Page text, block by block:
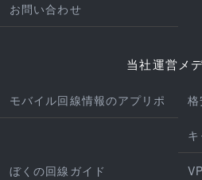
お問い合わせ
当社運営メ
モバイル回線情報のアプリポ
ぼくの回線ガイド